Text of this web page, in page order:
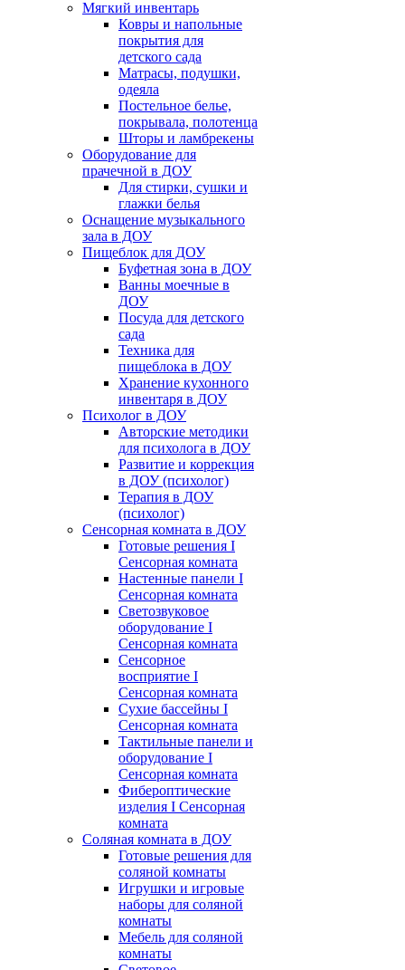
Мягкий инвентарь
Ковры и напольные
покрытия для
детского сада
Матрасы, подушки,
одеяла
Постельное белье,
покрывала, полотенца
Шторы и ламбрекены
Оборудование для
прачечной в ДОУ
Для стирки, сушки и
глажки белья
Оснащение музыкального
зала в ДОУ
Пищеблок для ДОУ
Буфетная зона в ДОУ
Ванны моечные в
ДОУ
Посуда для детского
сада
Техника для
пищеблока в ДОУ
Хранение кухонного
инвентаря в ДОУ
Психолог в ДОУ
Авторские методики
для психолога в ДОУ
Развитие и коррекция
в ДОУ (психолог)
Терапия в ДОУ
(психолог)
Сенсорная комната в ДОУ
Готовые решения I
Сенсорная комната
Настенные панели I
Сенсорная комната
Светозвуковое
оборудование I
Сенсорная комната
Сенсорное
восприятие I
Сенсорная комната
Сухие бассейны I
Сенсорная комната
Тактильные панели и
оборудование I
Сенсорная комната
Фибероптические
изделия I Сенсорная
комната
Соляная комната в ДОУ
Готовые решения для
соляной комнаты
Игрушки и игровые
наборы для соляной
комнаты
Мебель для соляной
комнаты